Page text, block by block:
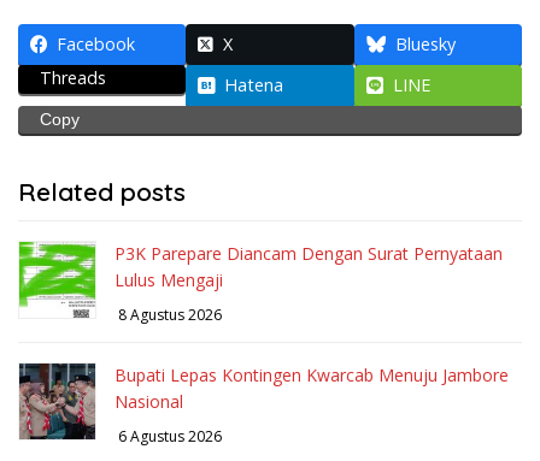
Facebook X
Bluesky
Threads
Hatena LINE
Copy
Related posts
P3K Parepare Diancam Dengan Surat Pernyataan
Lulus Mengaji
8 Agustus 2026
Bupati Lepas Kontingen Kwarcab Menuju Jambore
Nasional
6 Agustus 2026